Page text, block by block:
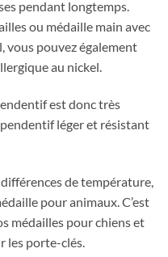
pendant longtemps.
ou médaille main avec
vous pouvez également
au nickel.
est donc très
léger et résistant
de température,
pour animaux. C’est
médailles pour chiens et
les porte-clés.